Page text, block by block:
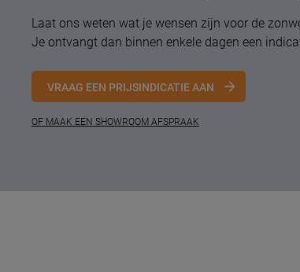
Laat ons weten wat je wensen zijn voor de
Je ontvangt dan binnen enkele dagen een
VRAAG EEN PRIJSINDICATIE AAN
OF MAAK EEN SHOWROOM AFSPRAAK